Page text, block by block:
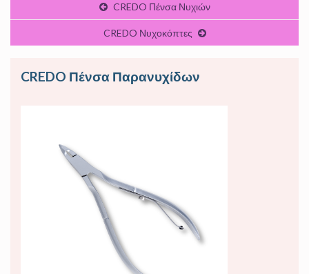
CREDO Πένσα Νυχιών
CREDO Νυχοκόπτες
CREDO Πένσα Παρανυχίδων